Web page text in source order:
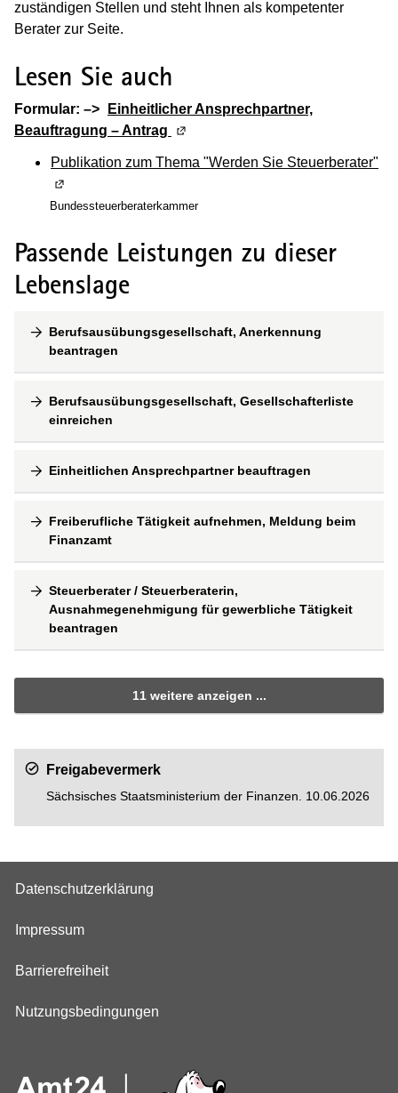
zuständigen Stellen und steht Ihnen als kompetenter
Berater zur Seite.
Lesen Sie auch
Formular: –>
Einheitlicher Ansprechpartner,
Beauftragung – Antrag
(Wird in einem neuen Fenster
Publikation zum Thema "Werden Sie Steuerberater"
Bundessteuerberaterkammer
Passende Leistungen zu dieser
Lebenslage
Berufsausübungsgesellschaft, Anerkennung
beantragen
Berufsausübungsgesellschaft, Gesellschafterliste
einreichen
Einheitlichen Ansprechpartner beauftragen
Freiberufliche Tätigkeit aufnehmen, Meldung beim
Finanzamt
Steuerberater / Steuerberaterin,
Ausnahmegenehmigung für gewerbliche Tätigkeit
beantragen
11 weitere anzeigen ...
Freigabevermerk
Sächsisches Staatsministerium der Finanzen. 10.06.2026
Datenschutzerklärung
Impressum
Barrierefreiheit
Nutzungsbedingungen